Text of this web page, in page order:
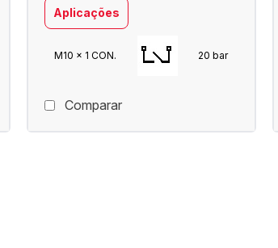
Aplicações
M10 x 1 CON. 20 bar
Comparar